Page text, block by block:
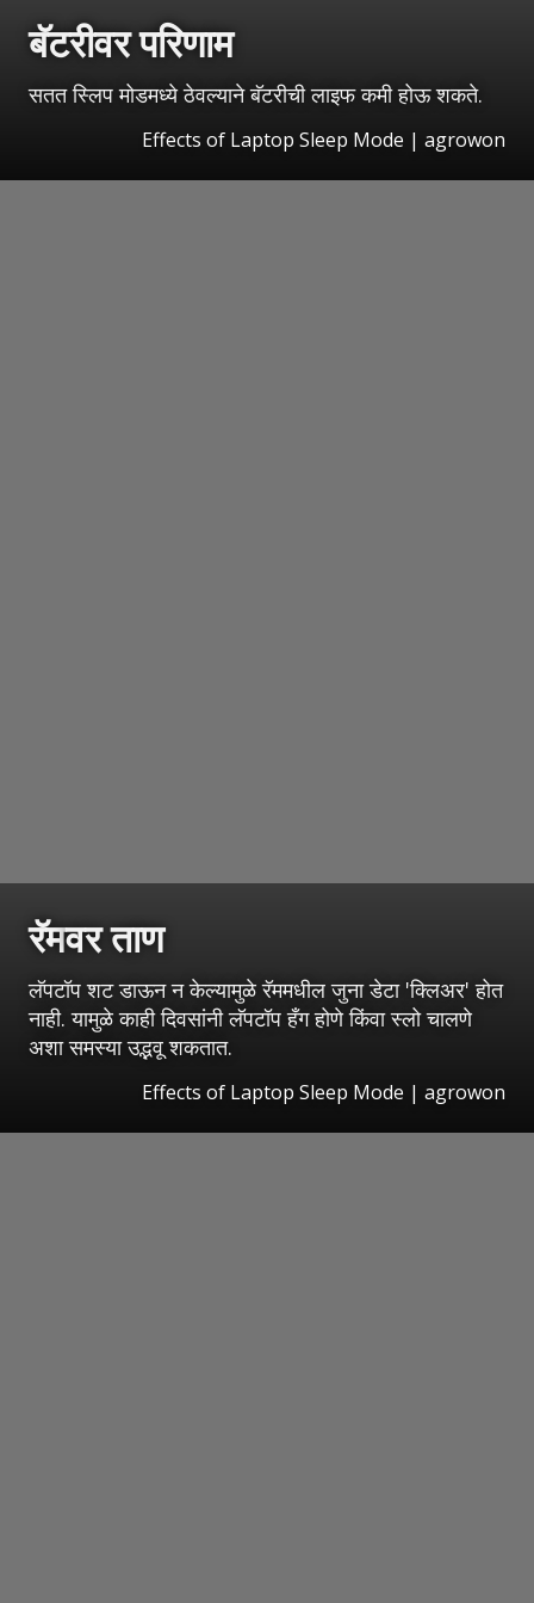
बॅटरीवर परिणाम
सतत स्लिप मोडमध्ये ठेवल्याने बॅटरीची लाइफ कमी होऊ शकते.
Effects of Laptop Sleep Mode | agrowon
रॅमवर ताण
लॅपटॉप शट डाऊन न केल्यामुळे रॅममधील जुना डेटा 'क्लिअर' होत
नाही. यामुळे काही दिवसांनी लॅपटॉप हँग होणे किंवा स्लो चालणे
अशा समस्या उद्भवू शकतात.
Effects of Laptop Sleep Mode | agrowon